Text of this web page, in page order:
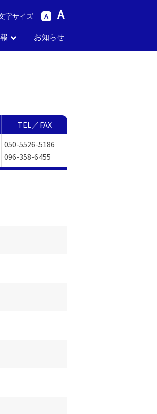
字サイズ A A
お知らせ
TEL／FAX
050-5526-5186
096-358-6455